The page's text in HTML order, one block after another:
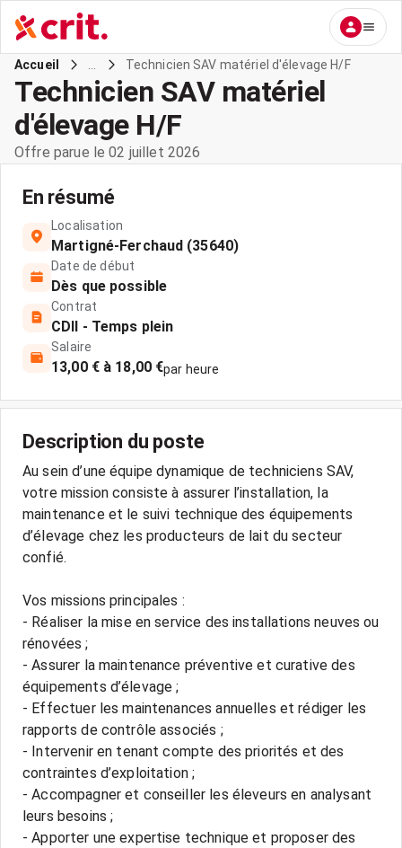
Accueil Technicien SAV matériel d'élevage H/F
Technicien SAV matériel
d'élevage H/F
Offre parue le 02 juillet 2026
En résumé
Localisation
Martigné-Ferchaud (35640)
Date de début
Dès que possible
Contrat
CDII - Temps plein
Salaire
13,00 € à 18,00 €par heure
Description du poste
Au sein d’une équipe dynamique de techniciens SAV,
votre mission consiste à assurer l’installation, la
maintenance et le suivi technique des équipements
d’élevage chez les producteurs de lait du secteur
confié.
Vos missions principales :
- Réaliser la mise en service des installations neuves ou
rénovées ;
- Assurer la maintenance préventive et curative des
équipements d’élevage ;
- Effectuer les maintenances annuelles et rédiger les
rapports de contrôle associés ;
- Intervenir en tenant compte des priorités et des
contraintes d’exploitation ;
- Accompagner et conseiller les éleveurs en analysant
leurs besoins ;
- Apporter une expertise technique et proposer des